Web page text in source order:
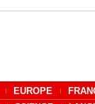
EUROPE